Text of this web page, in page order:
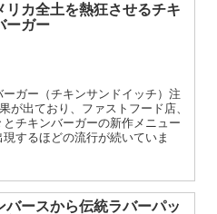
リカ全土を熱狂させるチキ
ーガー
ガー（チキンサンドイッチ）注
が出ており、ファストフード店、
チキンバーガーの新作メニュー
するほどの流行が続いていま
バースから伝統ラバーパッ